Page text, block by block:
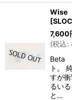
Wise
[
7,600
(税込:
Beta
ト。
すが
るい
と…